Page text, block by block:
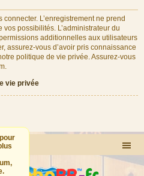
L’enregistrement ne prend
possibilités. L’administrateur du
additionnelles aux utilisateurs
assurez-vous d’avoir pris connaissance
politique de vie privée. Assurez-vous
vie privée